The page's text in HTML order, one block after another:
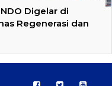
Digelar di
Regenerasi dan